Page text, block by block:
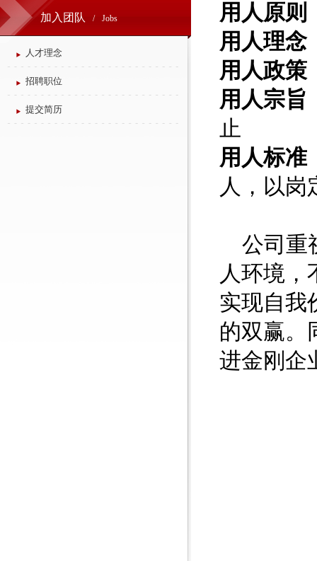
加入团队 / Jobs
人才理念
招聘职位
提交简历
用人原则
用人理念
用人政策
用人宗旨
止
用人标准
人，以岗
公司重
人环境，
实现自我
的双赢。
进金刚企